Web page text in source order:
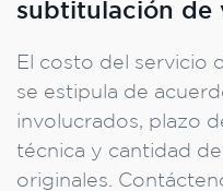
subtitulación de
El costo del servicio
se estipula de
involucrados, plazo
técnica y cantidad
originales.